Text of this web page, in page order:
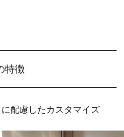
特徴
配慮したカスタマイズ